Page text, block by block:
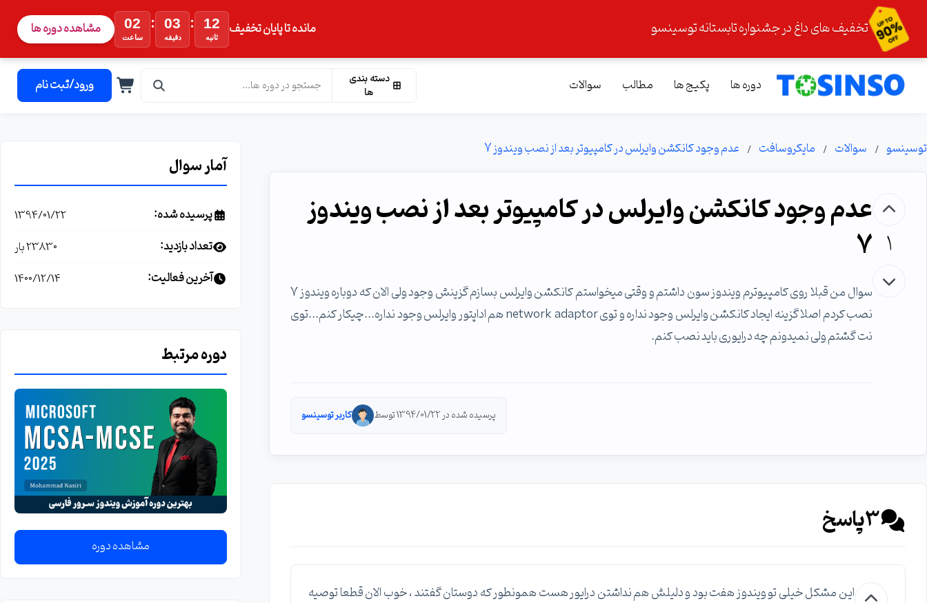
تخفیف های داغ در جشنواره تابستانه توسینسو مانده تا پایان تخفیف 02
ساعت
: 03
دقیقه
: 11
ثانیه مشاهده دوره ها
دوره ها پکیج ها مطالب سوالات
دسته بندی
ها
ورود/ثبت نام
توسینسو سوالات مایکروسافت عدم وجود کانکشن وایرلس در کامپیوتر بعد از نصب ویندوز 7
1
عدم وجود کانکشن وایرلس در کامپیوتر بعد از نصب ویندوز
7
سوال من قبلا روی کامپیوترم ویندوز سون داشتم و وقتی میخواستم کانکشن وایرلس بسازم گزینش وجود ولی الان که دوباره ویندوز 7
نصب کردم اصلا گزینه ایجاد کانکشن وایرلس وجود نداره و توی network adaptor هم اداپتور وایرلس وجود نداره...چیکار کنم...توی
نت گشتم ولی نمیدونم چه درایوری باید نصب کنم.
پرسیده شده در 1394/01/22 توسط کاربر توسینسو
3پاسخ
این مشکل خیلی تو ویندوز هفت بود و دلیلش هم نداشتن درایور هست همونطور که دوستان گفتند ، خوب الان قطعا توصیه
آمار سوال
پرسیده شده: 1394/01/22
تعداد بازدید: 23830 بار
آخرین فعالیت: 1400/12/14
دوره مرتبط
مشاهده دوره